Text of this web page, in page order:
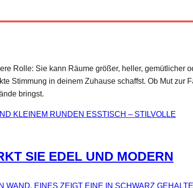
Rolle: Sie kann Räume größer, heller, gemütlicher
Stimmung in deinem Zuhause schaffst. Ob Mut zur
bringst.
SIE EDEL UND MODERN